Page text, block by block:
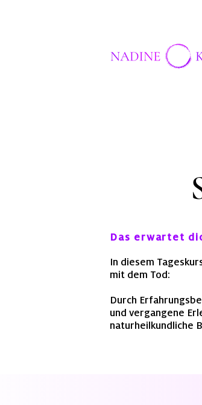
Das erwartet
In diesem
mit dem Tod:
Durch
und vergangene
naturheilkundliche